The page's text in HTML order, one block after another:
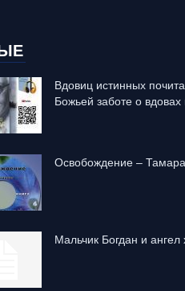
Вдовиц истинных
Божьей заботе о вдовах
Освобождение – Тамара
Mальчик Богдан и ангел